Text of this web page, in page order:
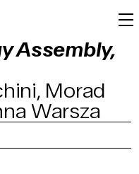
Assembly,
Morad
Warsza